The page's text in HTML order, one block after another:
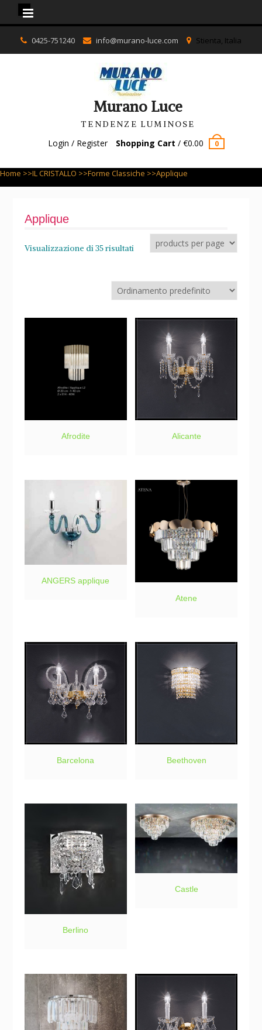
content
0425-751240 info@murano-luce.com Stienta, Italia
Murano Luce
TENDENZE LUMINOSE
Login / Register Shopping Cart /€0.00 0
Home >>IL CRISTALLO >>Forme Classiche >>Applique
Applique
Visualizzazione di 35 risultati
Afrodite Alicante
ANGERS applique
Atene
Barcelona Beethoven
Berlino
Castle
Murano Luce